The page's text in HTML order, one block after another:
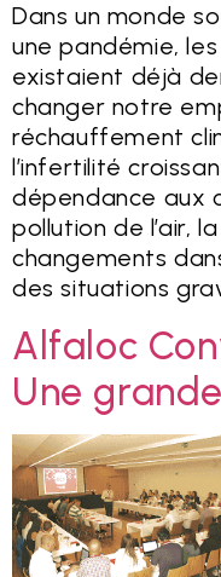
Dans un monde
une pandémie,
existaient déjà
changer notre
réchauffement
l’infertilité
dépendance aux
pollution de l’air,
changements
des situations
Alfaloc
Une